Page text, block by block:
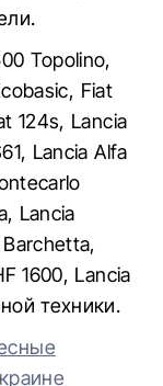
Topolino,
Fiat
124s, Lancia
Lancia Alfa
Lancia
1600, Lancia
техники.